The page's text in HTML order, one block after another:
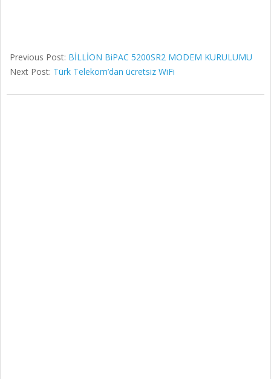
Previous Post: BİLLİON BiPAC 5200SR2 MODEM KURULUMU
Next Post: Türk Telekom’dan ücretsiz WiFi